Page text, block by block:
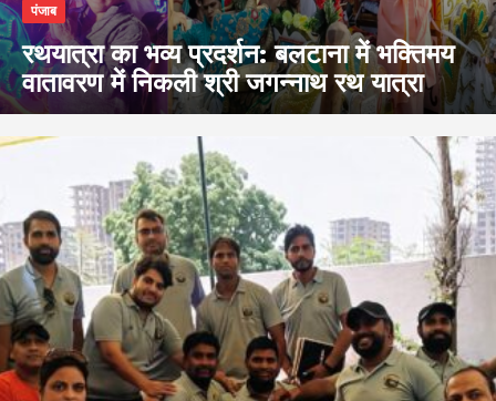
पंजाब
रथयात्रा का भव्य प्रदर्शन: बलटाना में भक्तिमय
वातावरण में निकली श्री जगन्नाथ रथ यात्रा